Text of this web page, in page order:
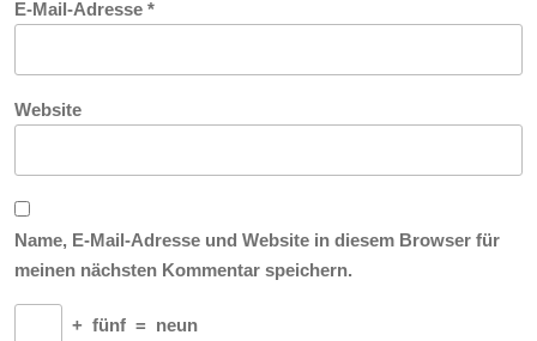
E-Mail-Adresse *
Website
Name, E-Mail-Adresse und Website in diesem Browser für
meinen nächsten Kommentar speichern.
+ fünf = neun